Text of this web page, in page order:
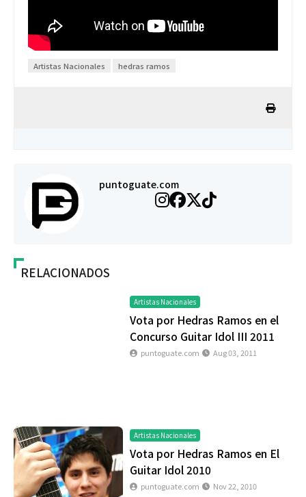
Artistas Nacionales hedras ramos
puntoguate.com
RELACIONADOS
Artistas Nacionales
Vota por Hedras Ramos en el
Concurso Guitar Idol III 2011
puntoguate.com Aug 03, 2011
Artistas Nacionales
Vota por Hedras Ramos en El
Guitar Idol 2010
puntoguate.com Nov 22, 2010